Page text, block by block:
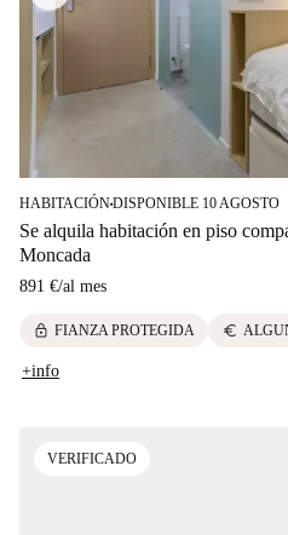
HABITACIÓN■DISPONIBLE 10 AGOSTO
Se alquila habitación en piso
Moncada
891 €/al mes
lock FIANZA PROTEGIDA euro
+info
VERIFICADO